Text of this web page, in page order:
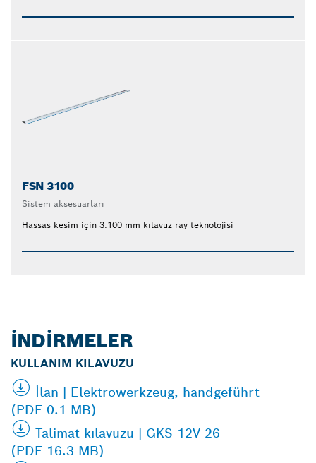
FSN 3100
Sistem aksesuarları
Hassas kesim için 3.100 mm kılavuz ray teknolojisi
İNDIRMELER
KULLANIM KILAVUZU
İlan | Elektrowerkzeug, handgeführt
(PDF 0.1 MB)
Talimat kılavuzu | GKS 12V-26
(PDF 16.3 MB)